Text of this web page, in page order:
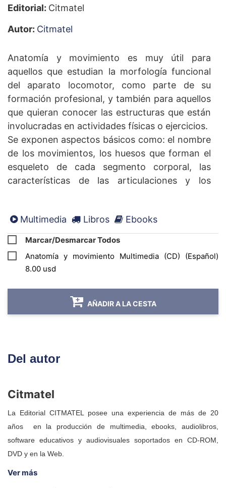
Editorial: Citmatel
Autor: Citmatel
Anatomía y movimiento es muy útil para
aquellos que estudian la morfología funcional
del aparato locomotor, como parte de su
formación profesional, y también para aquellos
que quieran conocer las estructuras que están
involucradas en actividades físicas o ejercicios.
Se exponen aspectos básicos como: el nombre
de los movimientos, los huesos que forman el
esqueleto de cada segmento corporal, las
características de las articulaciones y los
inserciones en los huesos, su ubicación
respecto a las articulaciones y los movimientos
Multimedia Libros Ebooks
Marcar/Desmarcar Todos
Anatomía y movimiento Multimedia (CD) (Español)
8.00 usd
AÑADIR A LA CESTA
Del autor
Citmatel
La Editorial CITMATEL posee una experiencia de más de 20
años en la producción de multimedia, ebooks, audiolibros,
software educativos y audiovisuales soportados en CD-ROM,
DVD y en la Web.
Ver más